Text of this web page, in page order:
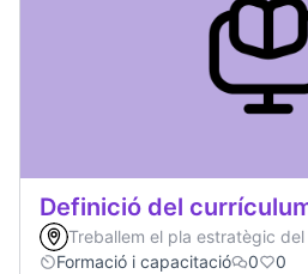
Definició del
Treballem el pla estratègic del
Formació i capacitació
0 0